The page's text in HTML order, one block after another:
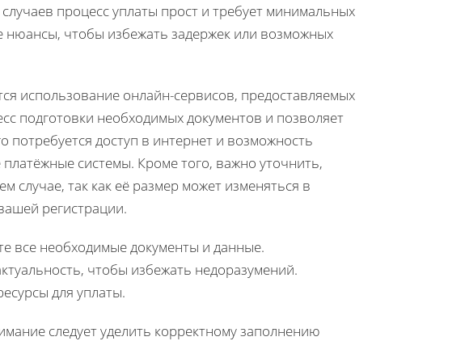
процесс уплаты прост и требует минимальных
нюансы, чтобы избежать задержек или возможных
использование онлайн-сервисов, предоставляемых
подготовки необходимых документов и позволяет
потребуется доступ в интернет и возможность
системы. Кроме того, важно уточнить,
случае, так как её размер может изменяться в
регистрации.
все необходимые документы и данные.
чтобы избежать недоразумений.
для уплаты.
следует уделить корректному заполнению